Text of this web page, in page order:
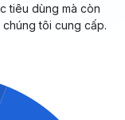
tiêu dùng mà còn
tôi cung cấp.